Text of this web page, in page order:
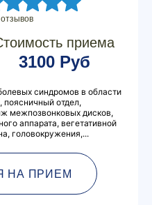
приема
3100 Руб
синдромов в области
поясничный отдел,
межпозвонковых дисков,
аппарата, вегетативной
головокружения,...
НА ПРИЕМ